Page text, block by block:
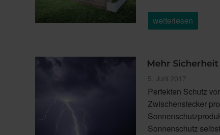
„Sonnenschutz
um
weiterlesen
Mehr
Veröffentlicht
am
5. Juni 2017
Perfekten Schutz
Zwischenstecker
Sonnenschutz